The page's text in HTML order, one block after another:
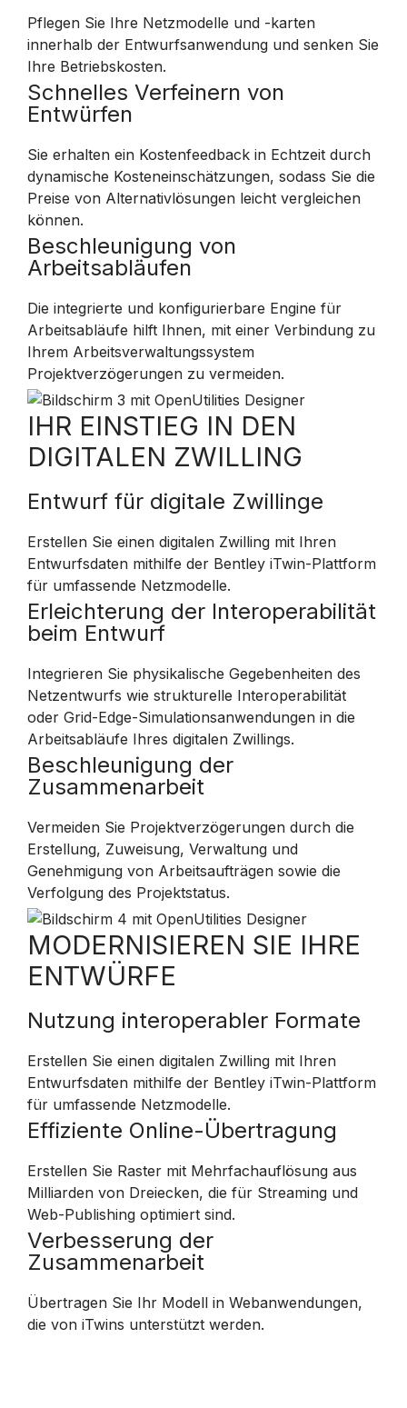
Pflegen Sie Ihre Netzmodelle und -karten
innerhalb der Entwurfsanwendung und senken Sie
Ihre Betriebskosten.
Schnelles Verfeinern von
Entwürfen
Sie erhalten ein Kostenfeedback in Echtzeit durch
dynamische Kosteneinschätzungen, sodass Sie die
Preise von Alternativlösungen leicht vergleichen
können.
Beschleunigung von
Arbeitsabläufen
Die integrierte und konfigurierbare Engine für
Arbeitsabläufe hilft Ihnen, mit einer Verbindung zu
Ihrem Arbeitsverwaltungssystem
Projektverzögerungen zu vermeiden.
IHR EINSTIEG IN DEN
DIGITALEN ZWILLING
Entwurf für digitale Zwillinge
Erstellen Sie einen digitalen Zwilling mit Ihren
Entwurfsdaten mithilfe der Bentley iTwin-Plattform
für umfassende Netzmodelle.
Erleichterung der Interoperabilität
beim Entwurf
Integrieren Sie physikalische Gegebenheiten des
Netzentwurfs wie strukturelle Interoperabilität
oder Grid-Edge-Simulationsanwendungen in die
Arbeitsabläufe Ihres digitalen Zwillings.
Beschleunigung der
Zusammenarbeit
Vermeiden Sie Projektverzögerungen durch die
Erstellung, Zuweisung, Verwaltung und
Genehmigung von Arbeitsaufträgen sowie die
Verfolgung des Projektstatus.
MODERNISIEREN SIE IHRE
ENTWÜRFE
Nutzung interoperabler Formate
Erstellen Sie einen digitalen Zwilling mit Ihren
Entwurfsdaten mithilfe der Bentley iTwin-Plattform
für umfassende Netzmodelle.
Effiziente Online-Übertragung
Erstellen Sie Raster mit Mehrfachauflösung aus
Milliarden von Dreiecken, die für Streaming und
Web-Publishing optimiert sind.
Verbesserung der
Zusammenarbeit
Übertragen Sie Ihr Modell in Webanwendungen,
die von iTwins unterstützt werden.